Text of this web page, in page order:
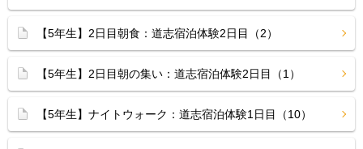
【5年生】2日目朝食：道志宿泊体験2日目（2）
【5年生】2日目朝の集い：道志宿泊体験2日目（1）
【5年生】ナイトウォーク：道志宿泊体験1日目（10）